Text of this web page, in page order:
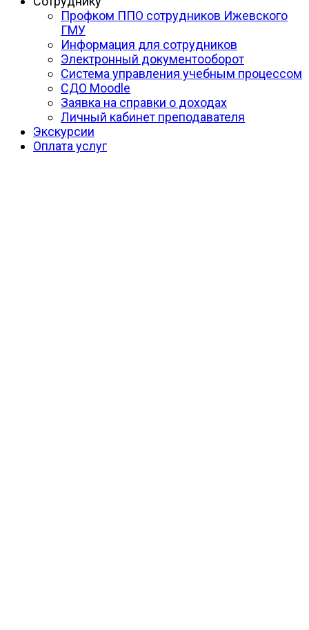
Профком ППО сотрудников Ижевского
ГМУ
Информация для сотрудников
Электронный документооборот
Система управления учебным процессом
СДО Moodle
Заявка на справки о доходах
Личный кабинет преподавателя
Экскурсии
Оплата услуг